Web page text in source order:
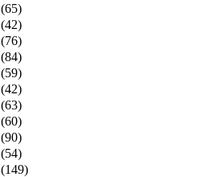
(65)
(42)
(76)
(84)
(59)
(42)
(63)
(60)
(90)
(54)
(149)